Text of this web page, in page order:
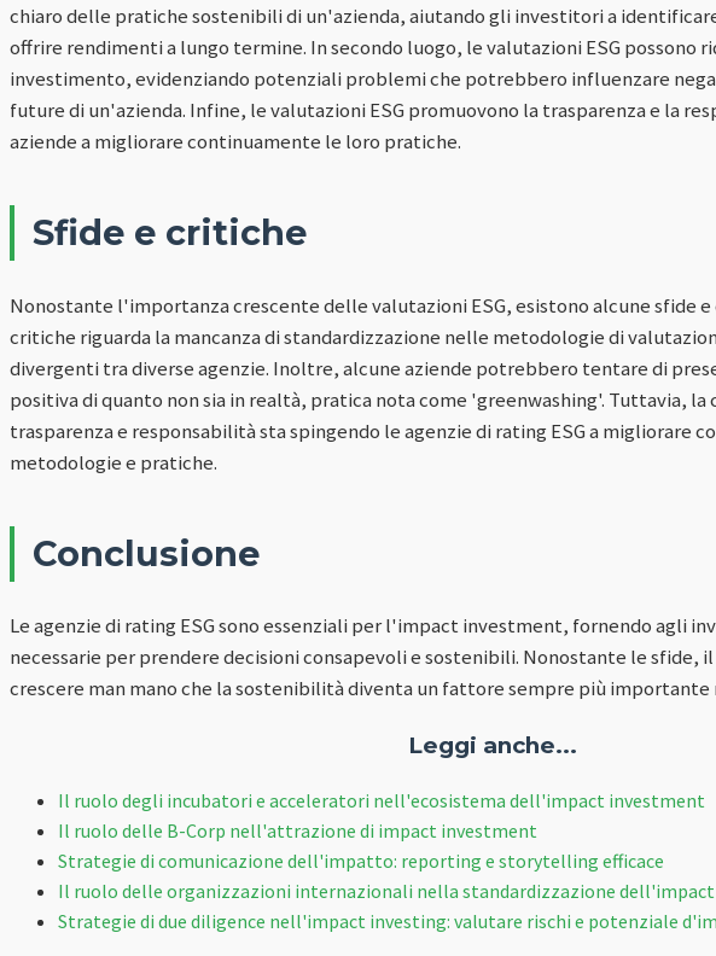
chiaro delle pratiche sostenibili di un'azienda, aiutando gli investitori a
offrire rendimenti a lungo termine. In secondo luogo, le valutazioni ESG possono
investimento, evidenziando potenziali problemi che potrebbero influenzare
future di un'azienda. Infine, le valutazioni ESG promuovono la trasparenza e la
aziende a migliorare continuamente le loro pratiche.
Sfide e critiche
Nonostante l'importanza crescente delle valutazioni ESG, esistono alcune sfide
critiche riguarda la mancanza di standardizzazione nelle metodologie di
divergenti tra diverse agenzie. Inoltre, alcune aziende potrebbero tentare di
positiva di quanto non sia in realtà, pratica nota come 'greenwashing'. Tuttavia, la
trasparenza e responsabilità sta spingendo le agenzie di rating ESG a migliorare
metodologie e pratiche.
Conclusione
Le agenzie di rating ESG sono essenziali per l'impact investment, fornendo agli
necessarie per prendere decisioni consapevoli e sostenibili. Nonostante le sfide,
crescere man mano che la sostenibilità diventa un fattore sempre più
Leggi anche...
Il ruolo degli incubatori e acceleratori nell'ecosistema dell'impact investment
Il ruolo delle B-Corp nell'attrazione di impact investment
Strategie di comunicazione dell'impatto: reporting e storytelling efficace
Il ruolo delle organizzazioni internazionali nella standardizzazione
Strategie di due diligence nell'impact investing: valutare rischi e potenziale